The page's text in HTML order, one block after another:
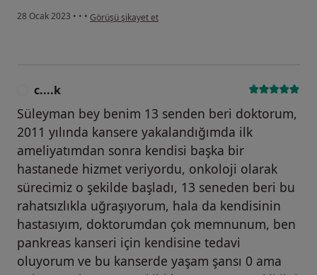
28 Ocak 2023 • • • kullanıcının görüşüne göre p....v
Görüşü şikayet et
c....k
Süleyman bey benim 13 senden beri doktorum,
2011 yılında kansere yakalandığımda ilk
ameliyatımdan sonra kendisi başka bir
hastanede hizmet veriyordu, onkoloji olarak
sürecimiz o şekilde başladı, 13 seneden beri bu
rahatsızlıkla uğraşıyorum, hala da kendisinin
hastasıyım, doktorumdan çok memnunum, ben
pankreas kanseri için kendisine tedavi
oluyorum ve bu kanserde yaşam şansı 0 ama